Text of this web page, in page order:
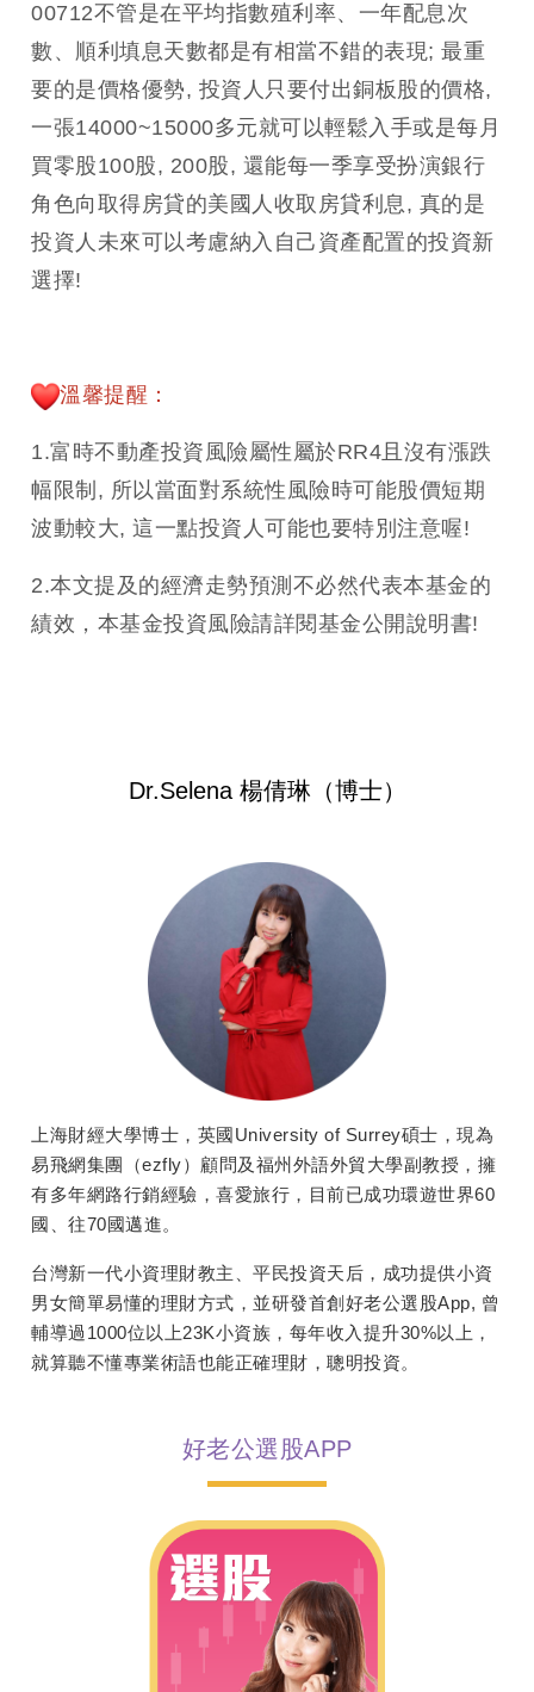
00712不管是在平均指數殖利率、一年配息次
數、順利填息天數都是有相當不錯的表現; 最重
要的是價格優勢, 投資人只要付出銅板股的價格,
一張14000~15000多元就可以輕鬆入手或是每月
買零股100股, 200股, 還能每一季享受扮演銀行
角色向取得房貸的美國人收取房貸利息, 真的是
投資人未來可以考慮納入自己資產配置的投資新
選擇!
溫馨提醒：
1.富時不動產投資風險屬性屬於RR4且沒有漲跌
幅限制, 所以當面對系統性風險時可能股價短期
波動較大, 這一點投資人可能也要特別注意喔!
2.本文提及的經濟走勢預測不必然代表本基金的
績效，本基金投資風險請詳閱基金公開說明書!
Dr.Selena 楊倩琳（博士）
上海財經大學博士，英國University of Surrey碩士，現為
易飛網集團（ezfly）顧問及福州外語外貿大學副教授，擁
有多年網路行銷經驗，喜愛旅行，目前已成功環遊世界60
國、往70國邁進。
台灣新一代小資理財教主、平民投資天后，成功提供小資
男女簡單易懂的理財方式，並研發首創好老公選股App, 曾
輔導過1000位以上23K小資族，每年收入提升30%以上，
就算聽不懂專業術語也能正確理財，聰明投資。
好老公選股APP